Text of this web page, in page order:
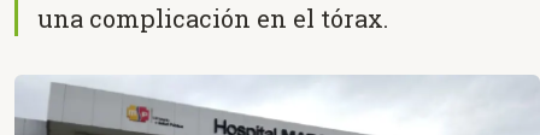
una complicación en el tórax.